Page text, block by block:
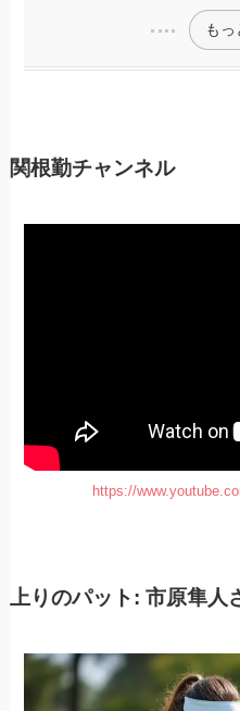
もっ
関根勤チャンネル
https://
上りのパット: 市原隼人